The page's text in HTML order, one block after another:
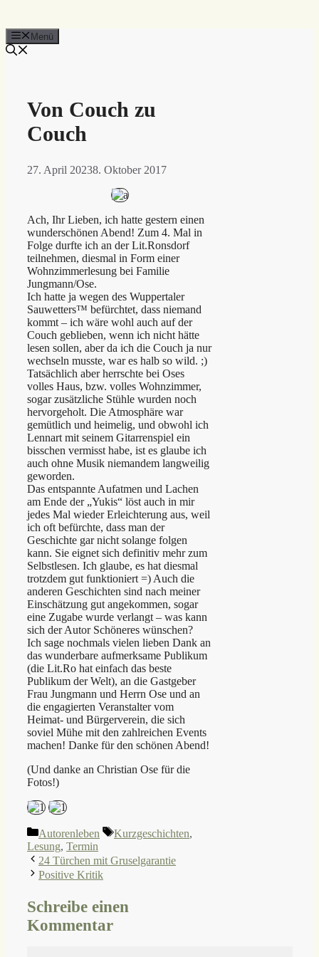
Menü
Von Couch zu
Couch
27. April 20238. Oktober 2017
Ach, Ihr Lieben, ich hatte gestern einen
wunderschönen Abend! Zum 4. Mal in
Folge durfte ich an der Lit.Ronsdorf
teilnehmen, diesmal in Form einer
Wohnzimmerlesung bei Familie
Jungmann/Ose.
Ich hatte ja wegen des Wuppertaler
Sauwetters™ befürchtet, dass niemand
kommt – ich wäre wohl auch auf der
Couch geblieben, wenn ich nicht hätte
lesen sollen, aber da ich die Couch ja nur
wechseln musste, war es halb so wild. ;)
Tatsächlich aber herrschte bei Oses
volles Haus, bzw. volles Wohnzimmer,
sogar zusätzliche Stühle wurden noch
hervorgeholt. Die Atmosphäre war
gemütlich und heimelig, und obwohl ich
Lennart mit seinem Gitarrenspiel ein
bisschen vermisst habe, ist es glaube ich
auch ohne Musik niemandem langweilig
geworden.
Das entspannte Aufatmen und Lachen
am Ende der „Yukis“ löst auch in mir
jedes Mal wieder Erleichterung aus, weil
ich oft befürchte, dass man der
Geschichte gar nicht solange folgen
kann. Sie eignet sich definitiv mehr zum
Selbstlesen. Ich glaube, es hat diesmal
trotzdem gut funktioniert =) Auch die
anderen Geschichten sind nach meiner
Einschätzung gut angekommen, sogar
eine Zugabe wurde verlangt – was kann
sich der Autor Schöneres wünschen?
Ich sage nochmals vielen lieben Dank an
das wunderbare aufmerksame Publikum
(die Lit.Ro hat einfach das beste
Publikum der Welt), an die Gastgeber
Frau Jungmann und Herrn Ose und an
die engagierten Veranstalter vom
Heimat- und Bürgerverein, die sich
soviel Mühe mit den zahlreichen Events
machen! Danke für den schönen Abend!
(Und danke an Christian Ose für die
Fotos!)
Kategorien
Autorenleben Schlagwörter
Kurzgeschichten,
Lesung, Termin
24 Türchen mit Gruselgarantie
Positive Kritik
Schreibe einen
Kommentar